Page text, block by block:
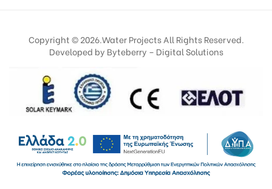
Copyright © 2026.Water Projects All Rights Reserved.
Developed by Byteberry – Digital Solutions